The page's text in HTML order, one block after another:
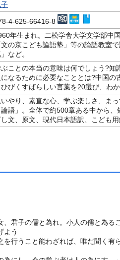
4-625-66416-8
年生まれ。二松学舎大学文学部中
文の京こども論語塾」等の論語教室
など。
ことの本当の意味は何でしょう?
になるために必要なこととは?中国
ひびくすばらしい言葉を20選び、わ
いやり、素直な心、学ぶ楽しさ、ま
論語」。全体で約500章ある中から
文、原文、現代日本語訳、こども
、君子の儒と為れ。小人の儒と為る
よう
を行うこと能わざれば、唯だ聞く有